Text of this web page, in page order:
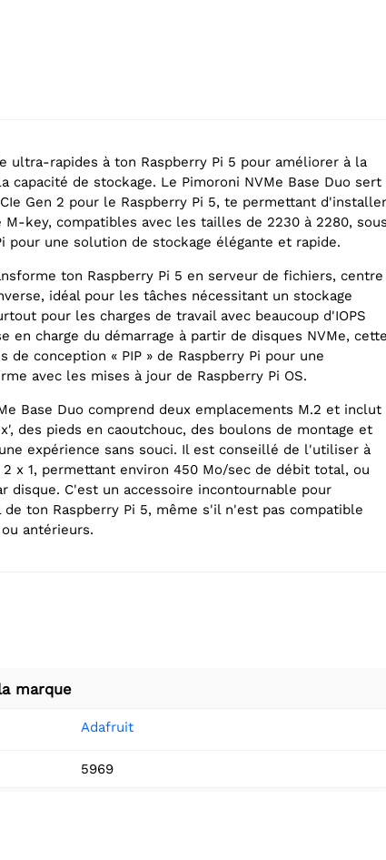
ultra-rapides à ton Raspberry Pi 5 pour améliorer à la
capacité de stockage. Le Pimoroni NVMe Base Duo sert
Gen 2 pour le Raspberry Pi 5, te permettant d'installer
M-key, compatibles avec les tailles de 2230 à 2280,
pour une solution de stockage élégante et rapide.
ton Raspberry Pi 5 en serveur de fichiers, centre
idéal pour les tâches nécessitant un stockage
pour les charges de travail avec beaucoup d'IOPS
en charge du démarrage à partir de disques NVMe,
conception « PIP » de Raspberry Pi pour une
avec les mises à jour de Raspberry Pi OS.
Base Duo comprend deux emplacements M.2 et inclut
des pieds en caoutchouc, des boulons de montage et
expérience sans souci. Il est conseillé de l'utiliser à
2 x 1, permettant environ 450 Mo/sec de débit total, ou
disque. C'est un accessoire incontournable pour
ton Raspberry Pi 5, même s'il n'est pas compatible
antérieurs.
marque
Adafruit
5969